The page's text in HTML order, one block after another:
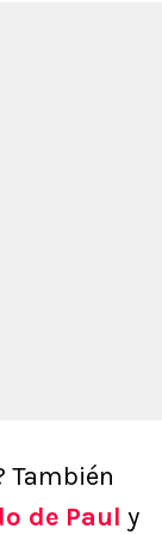
También
de Paul y